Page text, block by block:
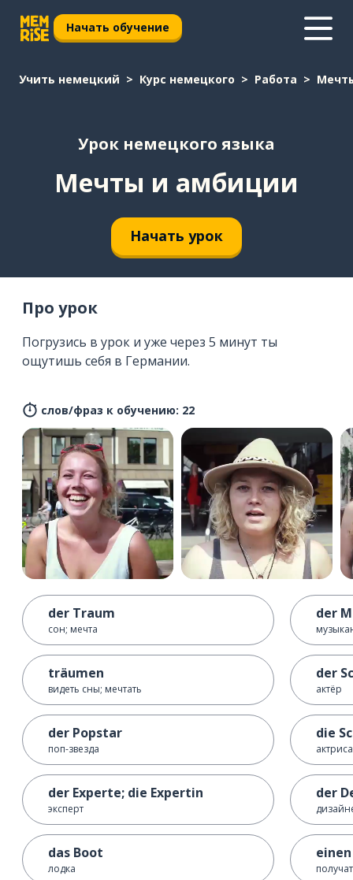
Начать обучение
Учить немецкий Курс немецкого Работа
Урок немецкого языка
Мечты и амбиции
Начать урок
Про урок
Погрузись в урок и уже через 5 минут ты
ощутишь себя в Германии.
слов/фраз к обучению: 22
der Traum
сон; мечта
träumen
видеть сны; мечтать
der Popstar
поп-звезда
der Experte; die Expertin
эксперт
das Boot
лодка
der
der
актёр
die
актриса
der